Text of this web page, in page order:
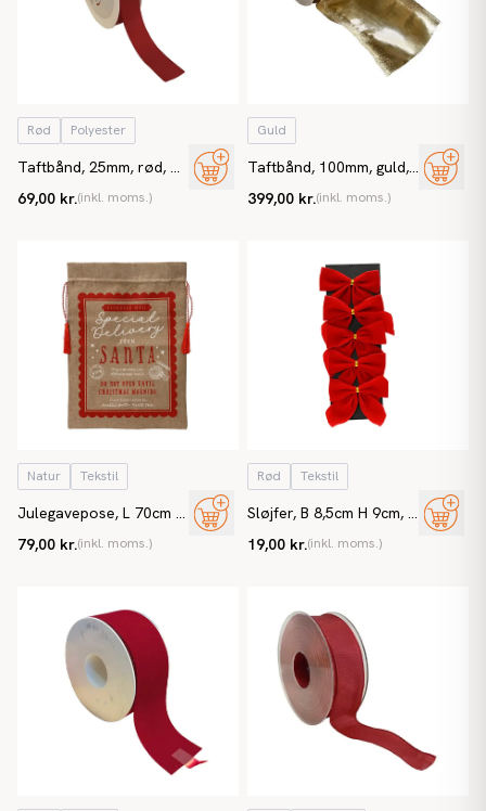
Rød Polyester
Taftbånd, 25mm, rød, m
69,00 kr.(inkl. moms.)
Guld
Taftbånd, 100mm, guld,
399,00 kr.(inkl. moms.)
Natur Tekstil
Julegavepose, L 70cm B
79,00 kr.(inkl. moms.)
Rød Tekstil
Sløjfer, B 8,5cm H 9cm, 5
19,00 kr.(inkl. moms.)